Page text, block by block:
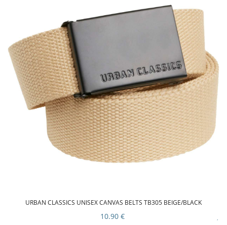
URBAN CLASSICS UNISEX CANVAS BELTS TB305 BEIGE/BLACK
10.90 €